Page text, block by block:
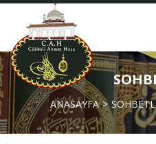
ANASAYFA